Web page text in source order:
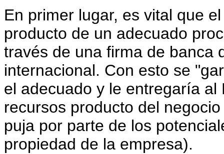
En primer lugar, es vital que
producto de un adecuado
través de una firma de banca
internacional. Con esto se
el adecuado y le entregaría
recursos producto del
puja por parte de los
propiedad de la empresa).